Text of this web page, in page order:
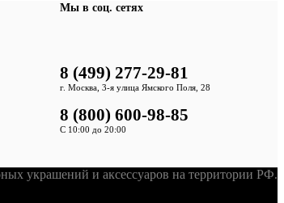
Мы в соц. сетях
8 (499) 277-29-81
г. Москва, 3-я улица Ямского Поля, 28
8 (800) 600-98-85
С 10:00 до 20:00
украшений и аксессуаров на территории РФ.